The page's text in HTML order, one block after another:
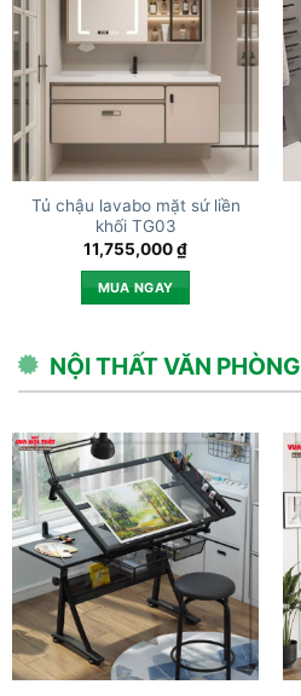
Tủ chậu lavabo mặt sứ liền
khối TG03
11,755,000₫
MUA NGAY
NỘI THẤT VĂN PHÒNG